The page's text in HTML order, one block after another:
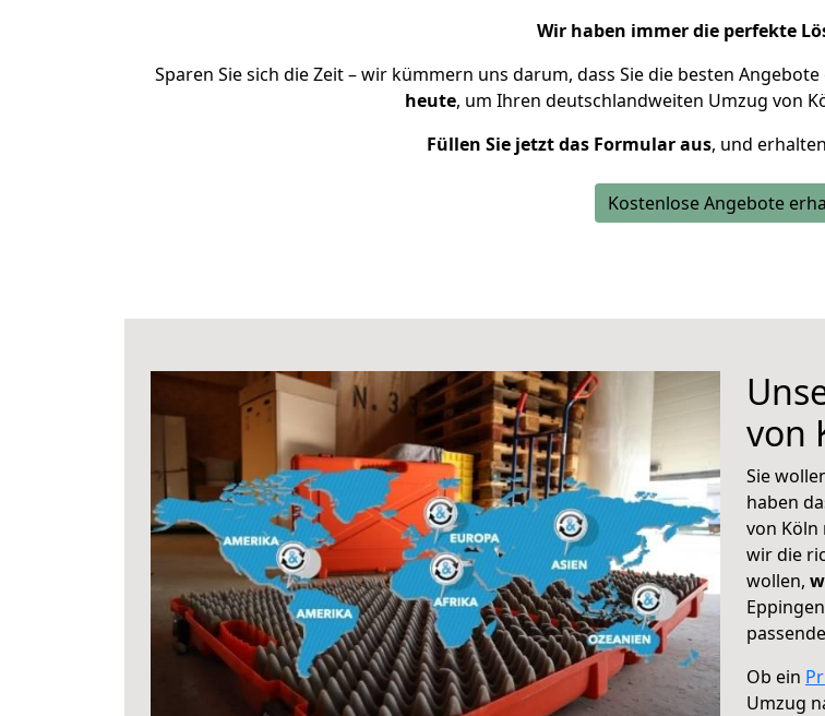
Wir haben immer die perfekte
Sparen Sie sich die Zeit – wir kümmern uns darum, dass Sie die besten
heute, um Ihren deutschlandweiten Umzug von
Füllen Sie jetzt das Formular aus, und
Kostenlose Angebote
von
Sie
haben
von Köln
wir die
wollen,
Ob ein
Umzug